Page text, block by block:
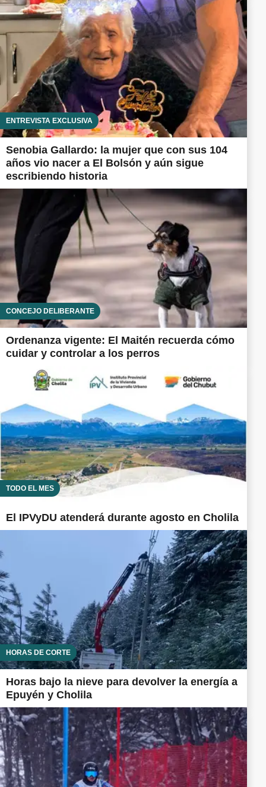
ENTREVISTA EXCLUSIVA
Senobia Gallardo: la mujer que con sus 104
años vio nacer a El Bolsón y aún sigue
escribiendo historia
CONCEJO DELIBERANTE
Ordenanza vigente: El Maitén recuerda cómo
cuidar y controlar a los perros
TODO EL MES
El IPVyDU atenderá durante agosto en Cholila
HORAS DE CORTE
Horas bajo la nieve para devolver la energía a
Epuyén y Cholila